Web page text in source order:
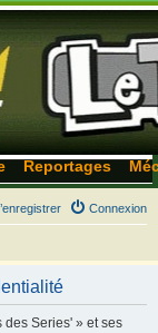
Reportages
Connexion
Series' » et ses